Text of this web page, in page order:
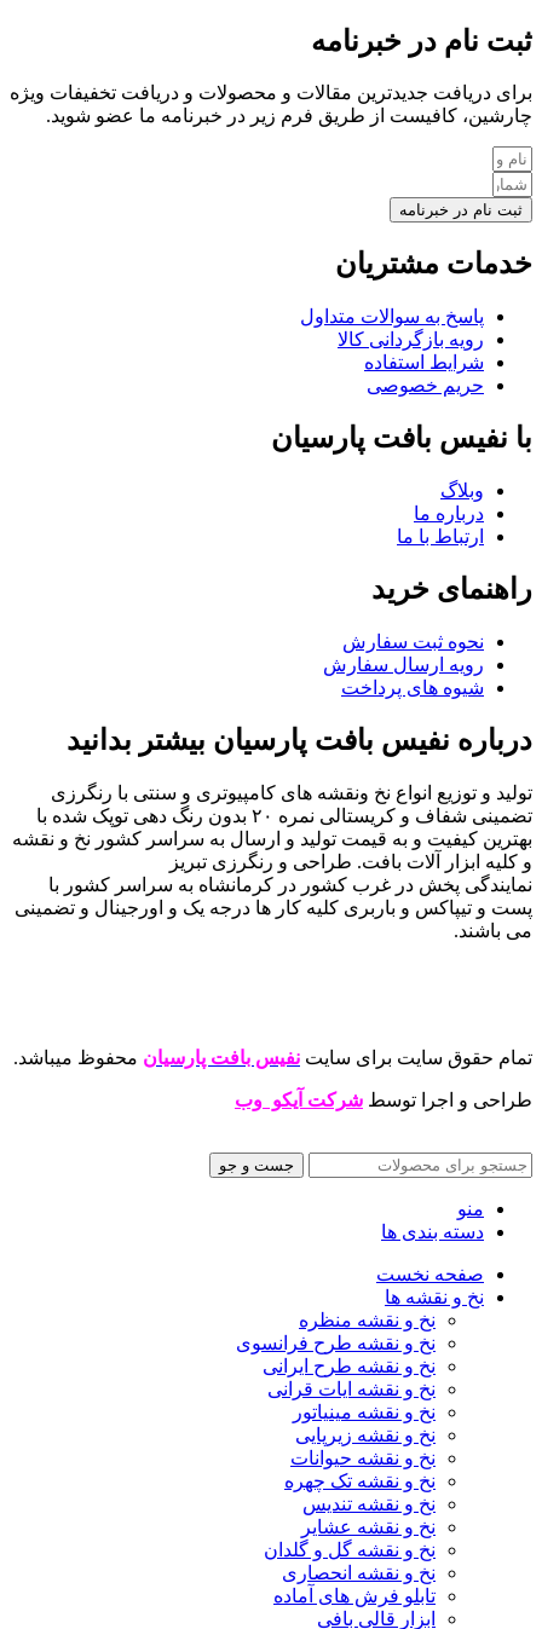
ثبت نام در خبرنامه
برای دریافت جدیدترین مقالات و محصولات و دریافت تخفیفات ویژه
چارشین، کافیست از طریق فرم زیر در خبرنامه ما عضو شوید.
ثبت نام در خبرنامه
خدمات مشتریان
پاسخ به سوالات متداول
رویه بازگردانی کالا
شرایط استفاده
حریم خصوصی
با نفیس بافت پارسیان
وبلاگ
درباره ما
ارتباط با ما
راهنمای خرید
نحوه ثبت سفارش
رویه ارسال سفارش
شیوه های پرداخت
درباره نفیس بافت پارسیان بیشتر بدانید
تولید و توزیع انواع نخ ونقشه های کامپیوتری و سنتی با رنگرزی
تضمینی شفاف و کریستالی نمره ۲۰ بدون رنگ دهی توپک شده با
بهترین کیفیت و به قیمت تولید و ارسال به سراسر کشور نخ و نقشه
و کلیه ابزار آلات بافت. طراحی و رنگرزی تبریز
نمایندگی پخش در غرب کشور در کرمانشاه به سراسر کشور با
پست و تیپاکس و باربری کلیه کار ها درجه یک و اورجینال و تضمینی
می باشند.
تمام حقوق سایت برای سایت نفیس بافت پارسیان محفوظ میباشد.
طراحی و اجرا توسط شرکت آیکو وب
جست و جو
منو
دسته بندی ها
صفحه نخست
نخ و نقشه ها
نخ و نقشه منظره
نخ و نقشه طرح فرانسوی
نخ و نقشه طرح ایرانی
نخ و نقشه ایات قرانی
نخ و نقشه مینیاتور
نخ و نقشه زیرپایی
نخ و نقشه حیوانات
نخ و نقشه تک چهره
نخ و نقشه تندیس
نخ و نقشه عشایر
نخ و نقشه گل و گلدان
نخ و نقشه انحصاری
تابلو فرش های آماده
ابزار قالی بافی